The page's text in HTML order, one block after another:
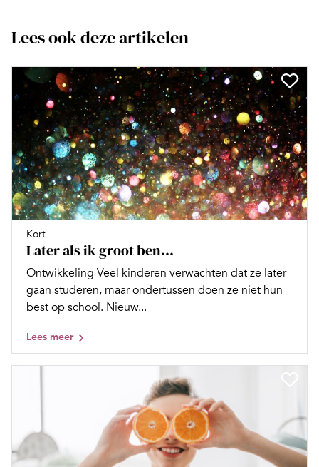
Lees ook deze artikelen
Kort
Later als ik groot ben…
Ontwikkeling Veel kinderen verwachten dat ze later
gaan studeren, maar ondertussen doen ze niet hun
best op school. Nieuw...
Lees meer